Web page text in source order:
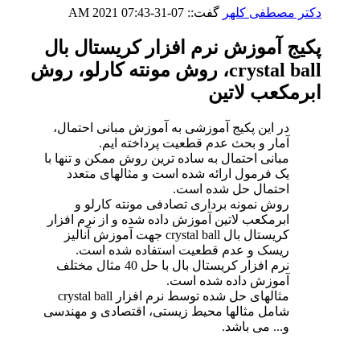
دکتر مصطفی کلهر گفت:: 07-31-2021
07:43 AM
پکیج آموزش نرم افزار کریستال بال
crystal ball، روش مونته کارلو، روش
ابرمکعب لاتین
در این پکیج آموزشی به آموزش مبانی احتمال،
آمار و بحث عدم قطعیت پرداخته ایم.
مبانی احتمال به ساده ترین روش ممکن و تنها با
یک فرمول ارائه شده است و مثالهای متعدد
احتمال حل شده است.
روش نمونه برداری تصادفی مونته کارلو و
ابرمکعب لاتین آموزش داده شده و از نرم افزار
کریستال بال crystal ball جهت آموزش آنالیز
ریسک و عدم قطعیت استفاده شده است.
نرم افزار کریستال بال با حل 40 مثال مختلف
آموزش داده شده است.
مثالهای حل شده توسط نرم افزار crystal ball
شامل مثالها محیط زیستی، اقتصادی و مهندسی
و... می باشد.